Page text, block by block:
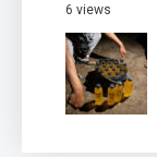
6 views